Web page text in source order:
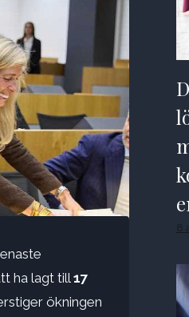
ha lagt till17
ökningen
8